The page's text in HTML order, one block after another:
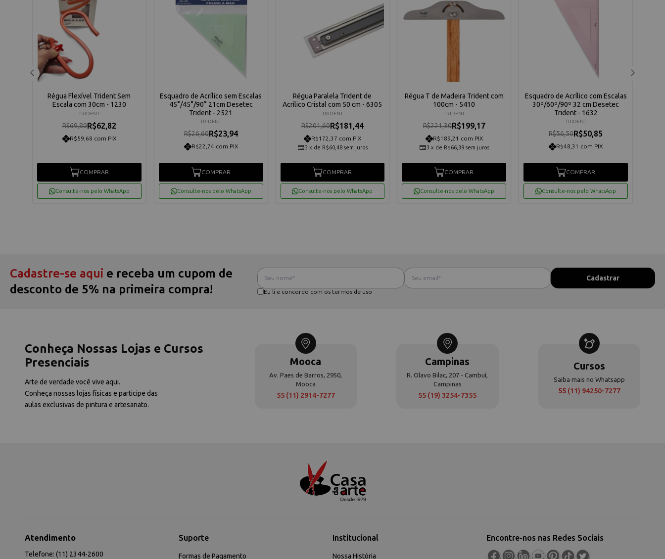
Régua Flexível Trident Sem
Escala com 30cm - 1230
TRIDENT
R$69,80R$62,82
R$59,68 com PIX
COMPRAR
Consulte-nos pelo WhatsApp
Esquadro de Acrílico sem Escalas
45°/45°/90° 21cm Desetec
Trident - 2521
TRIDENT
R$26,60R$23,94
R$22,74 com PIX
COMPRAR
Consulte-nos pelo WhatsApp
Régua Paralela Trident de
Acrílico Cristal com 50 cm - 6305
TRIDENT
R$201,60R$181,44
R$172,37 com PIX
3 x de R$60,48 sem juros
COMPRAR
Consulte-nos pelo WhatsApp
Régua T de Madeira Trident com
100cm - 5410
TRIDENT
R$221,30R$199,17
R$189,21 com PIX
3 x de R$66,39 sem juros
COMPRAR
Consulte-nos pelo WhatsApp
Esquadro de Acrílico com Escalas
30º/60º/90º 32 cm Desetec
Trident - 1632
TRIDENT
R$56,50R$50,85
R$48,31 com PIX
COMPRAR
Consulte-nos pelo WhatsApp
Cadastre-se aqui e receba um cupom de
desconto de 5% na primeira compra!
Eu li e concordo com os termos de uso
Conheça Nossas Lojas e Cursos
Presenciais
Arte de verdade você vive aqui.
Conheça nossas lojas físicas e participe das
aulas exclusivas de pintura e artesanato.
Mooca
Av. Paes de Barros, 2950,
Mooca
55 (11) 2914-7277
Campinas
R. Olavo Bilac, 207 - Cambuí,
Campinas
55 (19) 3254-7355
Cursos
Saiba mais no Whatsapp
55 (11) 94250-7277
Atendimento
Telefone: (11) 2344-2600
Suporte
Formas de Pagamento
Institucional
Nossa História
Encontre-nos nas Redes Sociais